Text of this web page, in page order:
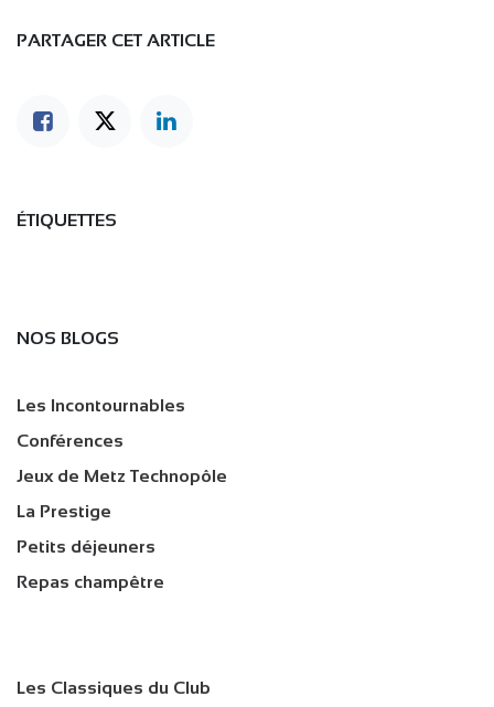
PARTAGER CET ARTICLE
ÉTIQUETTES
NOS BLOGS
Les Incontournables
Conférences
Jeux de Metz Technopôle
La Prestige
Petits déjeuners
Repas champêtre
Les Classiques du Club